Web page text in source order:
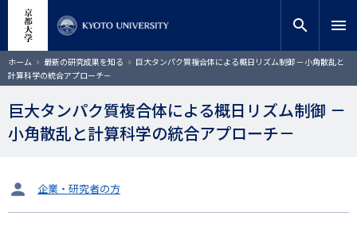
コ
ン
テ
に
サイト内検索
検索
search menu
ホーム 最新の研究成果を知る
巨大タンパク質複合体による概日リズム制御 －小角散乱と
計算科学の統合アプローチ－
巨大タンパク質複合体による概日リズム制御 －
小角散乱と計算科学の統合アプローチ－
タ
企業・研究者の方